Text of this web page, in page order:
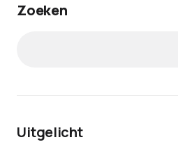
Zoeken
Uitgelicht